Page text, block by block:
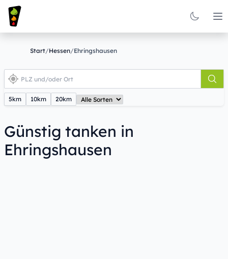
Start/Hessen/Ehringshausen
5km 10km 20km
Günstig tanken in
Ehringshausen